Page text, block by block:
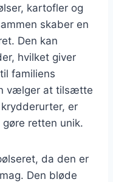
kartofler og
skaber en
Den kan
hvilket giver
familiens
vælger at tilsætte
er
retten unik.
da den er
Den bløde